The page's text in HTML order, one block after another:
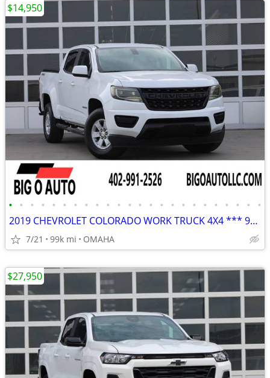
• • • • • • • • • • • • • • • • • • • • • • • •
2019 CHEVROLET COLORADO WORK TRUCK 4X4 *** 99K MILES***
7/21 99k mi OMAHA
$14,950
$27,950